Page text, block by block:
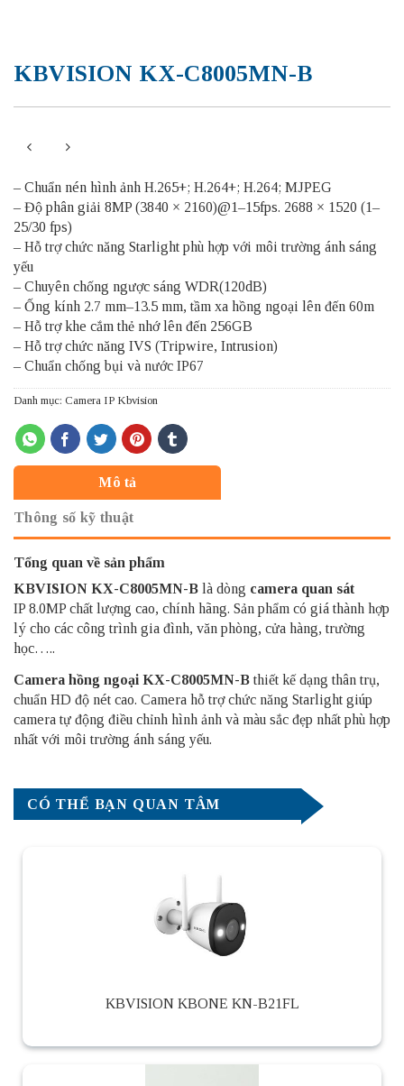
KBVISION KX-C8005MN-B
– Chuẩn nén hình ảnh H.265+; H.264+; H.264; MJPEG
– Độ phân giải 8MP (3840 × 2160)@1–15fps. 2688 × 1520 (1–
25/30 fps)
– Hỗ trợ chức năng Starlight phù hợp với môi trường ánh sáng
yếu
– Chuyên chống ngược sáng WDR(120dB)
– Ống kính 2.7 mm–13.5 mm, tầm xa hồng ngoại lên đến 60m
– Hỗ trợ khe cắm thẻ nhớ lên đến 256GB
– Hỗ trợ chức năng IVS (Tripwire, Intrusion)
– Chuẩn chống bụi và nước IP67
Danh mục: Camera IP Kbvision
Mô tả
Thông số kỹ thuật
Tổng quan về sản phẩm
KBVISION KX-C8005MN-B là dòng camera quan sát
IP 8.0MP chất lượng cao, chính hãng. Sản phẩm có giá thành hợp
lý cho các công trình gia đình, văn phòng, cửa hàng, trường
học…..
Camera hồng ngoại KX-C8005MN-Bthiết kế dạng thân trụ,
chuẩn HD độ nét cao. Camera hỗ trợ chức năng Starlight giúp
camera tự động điều chỉnh hình ảnh và màu sắc đẹp nhất phù hợp
nhất với môi trường ánh sáng yếu.
CÓ THỂ BẠN QUAN TÂM
KBVISION KBONE KN-B21FL